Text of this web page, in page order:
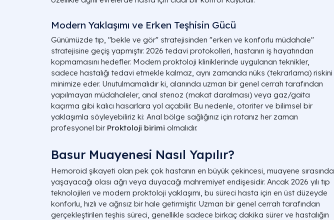
Modern Yaklaşımı ve Erken Teşhisin Gücü
Günümüzde tıp, "bekle ve gör" stratejisinden "erken ve konforlu müdahale"
stratejisine geçiş yapmıştır. 2026 tedavi protokolleri, hastanın iş hayatından
kopmamasını hedefler. Modern proktoloji kliniklerinde uygulanan teknikler,
sadece hastalığı tedavi etmekle kalmaz, aynı zamanda nüks (tekrarlama) riskini
minimize eder. Unutulmamalıdır ki, alanında uzman bir genel cerrah tarafından
yapılmayan müdahaleler, anal stenoz (makat daralması) veya gaz/gaita
kaçırma gibi kalıcı hasarlara yol açabilir. Bu nedenle, otoriter ve bilimsel bir
yaklaşımla söyleyebiliriz ki: Anal bölge sağlığınız için rotanız her zaman
profesyonel bir Proktoloji birimi olmalıdır.
Basur Muayenesi Nasıl Yapılır?
Hemoroid şikayeti olan pek çok hastanın en büyük çekincesi, muayene sırasında
yaşayacağı olası ağrı veya duyacağı mahremiyet endişesidir. Ancak 2026 yılı tıp
teknolojileri ve modern proktoloji yaklaşımı, bu süreci hasta için en üst düzeyde
konforlu, hızlı ve ağrısız bir hale getirmiştir. Uzman bir genel cerrah tarafından
gerçekleştirilen teşhis süreci, genellikle sadece birkaç dakika sürer ve hastalığın